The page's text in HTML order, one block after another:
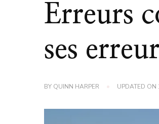
Erreurs
ses
BY QUINN HARPER UPDATED ON